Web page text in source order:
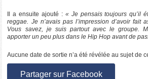
Il a ensuite ajouté :« Je pensais toujours qu’il
reggae. Je n’avais pas l’impression d’avoir fait
Vous savez, je suis partout avec le groupe.
apporter un peu plus dans le Hip Hop avant de
Aucune date de sortie n’a été révélée au sujet de
Partager sur Facebook